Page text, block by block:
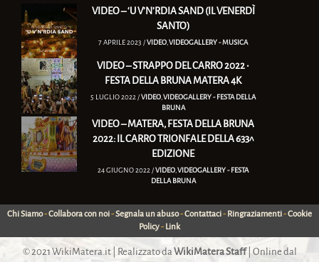
VIDEO – ‘U V’N’RDIA SAND (IL VENERDÌ
SANTO)
7 APRILE 2023 /VIDEO ,VIDEOGALLERY - MUSICA
VIDEO – STRAPPO DEL CARRO 2022 •
FESTA DELLA BRUNA MATERA 4K
5 LUGLIO 2022 /VIDEO,VIDEOGALLERY - FESTA DELLA
BRUNA
VIDEO – MATERA, FESTA DELLA BRUNA
2022: IL CARRO TRIONFALE DELLA 633^
EDIZIONE
24 GIUGNO 2022 /VIDEO,VIDEOGALLERY - FESTA
DELLA BRUNA
Chi Siamo-Collabora con noi-Segnala un abuso-Contattaci- Ringraziamenti-Cookie
Policy- Link
© 2021 WikiMatera.it| Realizzato daWikiMatera Staff| Online dal